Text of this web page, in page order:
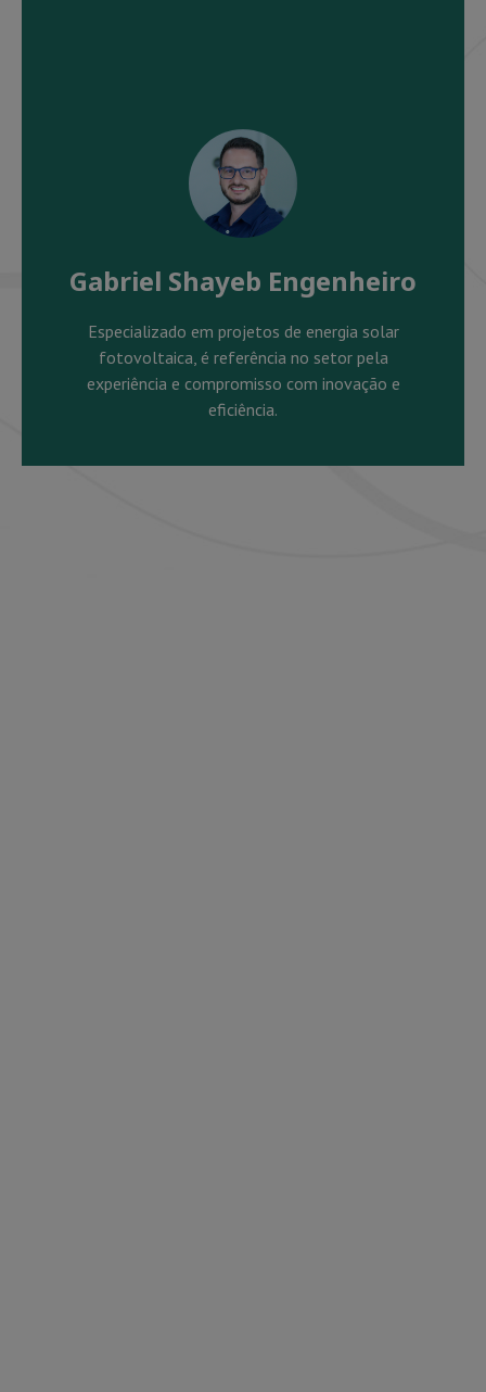
Gabriel Shayeb Engenheiro
Especializado em projetos de energia solar
fotovoltaica, é referência no setor pela
experiência e compromisso com inovação e
eficiência.